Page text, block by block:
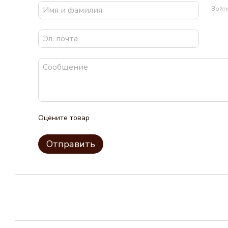
Оцените товар
Отправить